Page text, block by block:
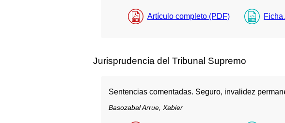
Artículo completo (PDF) Ficha
Jurisprudencia del Tribunal Supremo
Sentencias comentadas. Seguro, invalidez
Basozabal Arrue, Xabier